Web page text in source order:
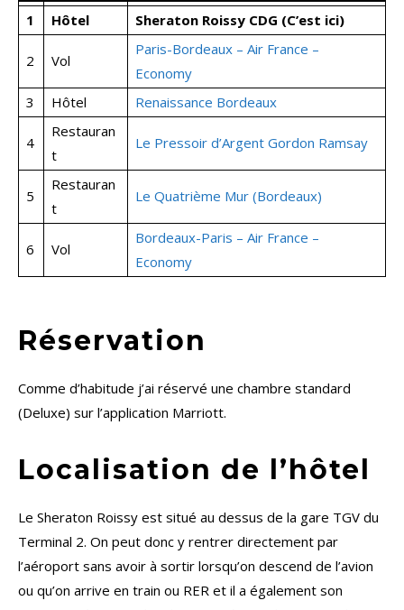
1
Hôtel Sheraton Roissy CDG (C’est ici)
2 Vol
Paris-Bordeaux – Air France –
Economy
3
Hôtel Renaissance Bordeaux
4
Restauran
t
Le Pressoir d’Argent Gordon Ramsay
5
Restauran
t
Le Quatrième Mur (Bordeaux)
6 Vol
Bordeaux-Paris – Air France –
Economy
Réservation
Comme d’habitude j’ai réservé une chambre standard
(Deluxe) sur l’application Marriott.
Localisation de l’hôtel
Le Sheraton Roissy est situé au dessus de la gare TGV du
Terminal 2. On peut donc y rentrer directement par
l’aéroport sans avoir à sortir lorsqu’on descend de l’avion
ou qu’on arrive en train ou RER et il a également son